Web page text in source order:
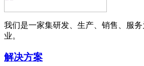
我们是一家集研发、生产、销售、服
业。
解决方案